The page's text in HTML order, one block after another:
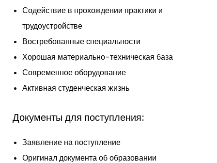
Содействие в прохождении практики и
трудоустройстве
Востребованные специальности
Хорошая материально-техническая база
Современное оборудование
Активная студенческая жизнь
Документы для поступления:
Заявление на поступление
Оригинал документа об образовании